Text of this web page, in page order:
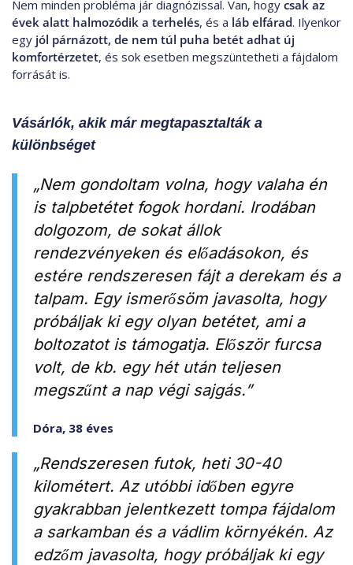
Nem minden probléma jár diagnózissal. Van, hogy csak az
évek alatt halmozódik a terhelés, és a láb elfárad. Ilyenkor
egy jól párnázott, de nem túl puha betét adhat új
komfortérzetet, és sok esetben megszüntetheti a fájdalom
forrását is.
Vásárlók, akik már megtapasztalták a
különbséget
„Nem gondoltam volna, hogy valaha én
is talpbetétet fogok hordani. Irodában
dolgozom, de sokat állok
rendezvényeken és előadásokon, és
estére rendszeresen fájt a derekam és a
talpam. Egy ismerősöm javasolta, hogy
próbáljak ki egy olyan betétet, ami a
boltozatot is támogatja. Először furcsa
volt, de kb. egy hét után teljesen
megszűnt a nap végi sajgás.”
Dóra, 38 éves
„Rendszeresen futok, heti 30-40
kilométert. Az utóbbi időben egyre
gyakrabban jelentkezett tompa fájdalom
a sarkamban és a vádlim környékén. Az
edzőm javasolta, hogy próbáljak ki egy